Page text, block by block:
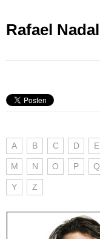
Rafael Nadal
A B C D E
M N O P Q
Y Z